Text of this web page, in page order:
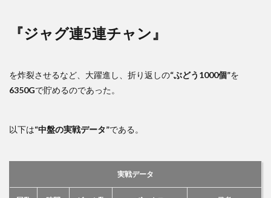
『ジャグ連5連チャン』
を炸裂させるなど、大躍進し、折り返しの“ぶどう1000個”を
6350Gで貯めるのであった。
以下は“中盤の実戦データ”である。
実戦データ